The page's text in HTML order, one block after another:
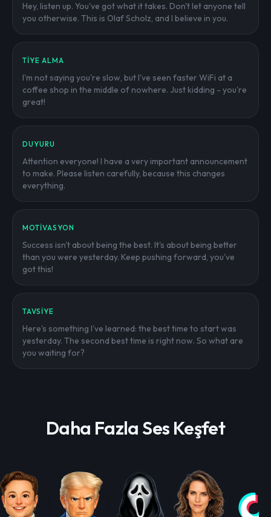
Hey, listen up. You've got what it takes. Don't let anyone tell
you otherwise. This is Olaf Scholz, and I believe in you.
TIYE ALMA
I'm not saying you're slow, but I've seen faster WiFi at a
coffee shop in the middle of nowhere. Just kidding - you're
great!
DUYURU
Attention everyone! I have a very important announcement
to make. Please listen carefully, because this changes
everything.
MOTIVASYON
Success isn't about being the best. It's about being better
than you were yesterday. Keep pushing forward, you've
got this!
TAVSIYE
Here's something I've learned: the best time to start was
yesterday. The second best time is right now. So what are
you waiting for?
Daha Fazla Ses Keşfet